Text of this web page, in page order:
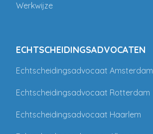
Werkwijze
ECHTSCHEIDINGSADVOCATEN
Echtscheidingsadvocaat Amsterdam
Echtscheidingsadvocaat Rotterdam
Echtscheidingsadvocaat Haarlem